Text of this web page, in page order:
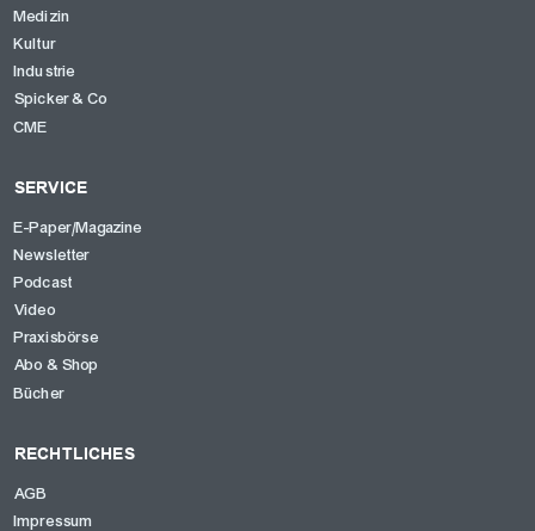
Medizin
Kultur
Industrie
Spicker & Co
CME
SERVICE
E-Paper/Magazine
Newsletter
Podcast
Video
Praxisbörse
Abo & Shop
Bücher
RECHTLICHES
AGB
Impressum